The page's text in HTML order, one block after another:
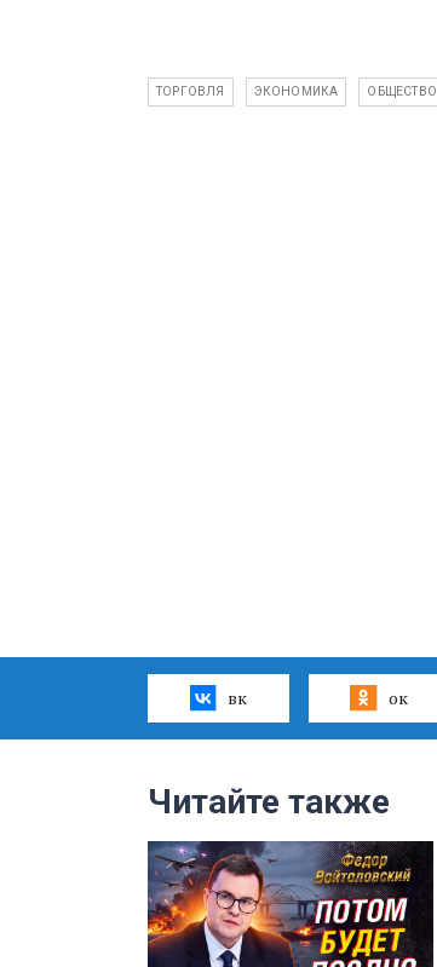
ТОРГОВЛЯ ЭКОНОМИКА ОБЩЕСТВО
вк ок
Читайте также